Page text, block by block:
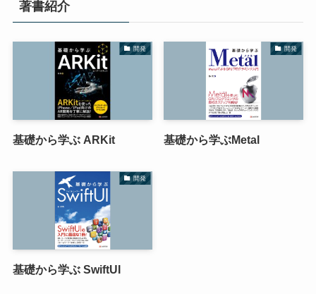
著書紹介
開発
基礎から学ぶ ARKit
開発
基礎から学ぶMetal
開発
基礎から学ぶ SwiftUI